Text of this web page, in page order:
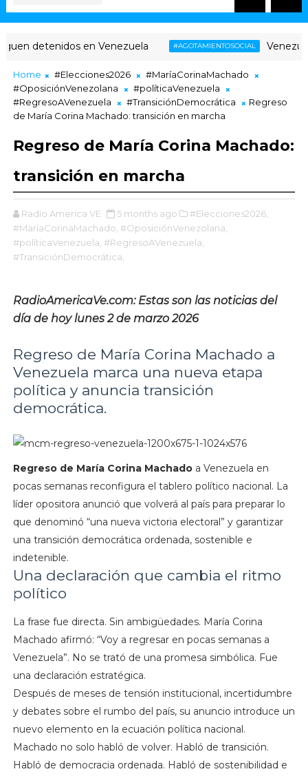
en Venezuela #AGOTAMIENTOSOCIAL Venezuela:
Home #Elecciones2026
#MaríaCorinaMachado
#OposiciónVenezolana
#políticaVenezuela
#RegresoAVenezuela
#TransiciónDemocrática
Regreso
de María Corina Machado: transición en marcha
Regreso de María Corina Machado:
transición en marcha
Radio America VE 5 months ago
#Elecciones2026,
#MaríaCorinaMachado, #OposiciónVenezolana,
#políticaVenezuela, #RegresoAVenezuela,
#TransiciónDemocrática,
RadioAmericaVe.com: Estas son las noticias del
día de hoy lunes 2 de marzo 2026
Regreso de María Corina Machado a
Venezuela marca una nueva etapa
política y anuncia transición
democrática.
Regreso de María Corina Machadoa Venezuela en
pocas semanas reconfigura el tablero político nacional. La
líder opositora anunció que volverá al país para preparar lo
que denominó “una nueva victoria electoral” y garantizar
una transición democrática ordenada, sostenible e
indetenible.
Una declaración que cambia el ritmo
político
La frase fue directa. Sin ambigüedades. María Corina
Machado afirmó: “Voy a regresar en pocas semanas a
Venezuela”. No se trató de una promesa simbólica. Fue
una declaración estratégica.
Después de meses de tensión institucional, incertidumbre
y debates sobre el rumbo del país, su anuncio introduce un
nuevo elemento en la ecuación política nacional.
Machado no solo habló de volver. Habló de transición.
Habló de democracia ordenada. Habló de sostenibilidad e